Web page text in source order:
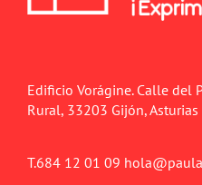
Edificio Vorágine. Calle del
Rural, 33203 Gijón, Asturias
T.684 12 01 09